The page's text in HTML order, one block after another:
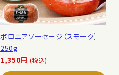
ボロニアソーセージ（スモーク）
250g
1,350円 (税込)